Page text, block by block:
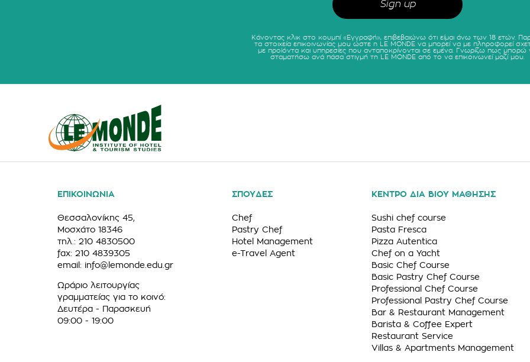
Κάνοντας κλικ στο κουμπί «Εγγραφή», επιβεβαιώνω ότι είμαι άνω των 18 ετών.
τα στοιχεία επικοινωνίας μου ώστε η LE MONDE να μπορεί να με πληροφορεί
με προϊόντα και υπηρεσίες που ανταποκρίνονται σε εμένα. Γνωρίζω πως μπορώ
σταματήσω ανά πάσα στιγμή τη LE MONDE από το να επικοινωνεί μαζί μου.
ΕΠΙΚΟΙΝΩΝΙΑ
Θεσσαλονίκης 45,
Μοσχάτο 18346
τηλ.: 210 4830500
fax: 210 4839305
email: info@lemonde.edu.gr
Ωράριο λειτουργίας
γραμματείας για το κοινό:
Δευτέρα - Παρασκευή
09:00 - 19:00
ΣΠΟΥΔΕΣ
Chef
Pastry Chef
Hotel Management
e-Travel Agent
ΚΕΝΤΡΟ ΔΙΑ ΒΙΟΥ ΜΑΘΗΣΗΣ
Sushi chef course
Pasta Fresca
Pizza Autentica
Chef on a Yacht
Basic Chef Course
Basic Pastry Chef Course
Professional Chef Course
Professional Pastry Chef Course
Bar & Restaurant Management
Barista & Coffee Expert
Restaurant Service
Villas & Apartments Management